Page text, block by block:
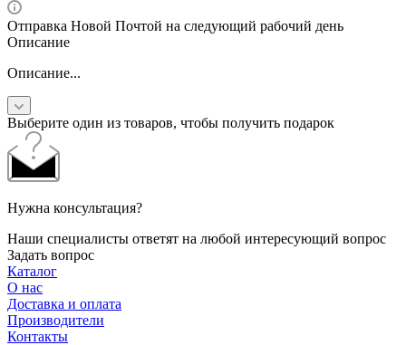
Отправка Новой Почтой на следующий рабочий день
Описание
Описание...
Выберите один из товаров, чтобы получить подарок
Нужна консультация?
Наши специалисты ответят на любой интересующий вопрос
Задать вопрос
Каталог
О нас
Доставка и оплата
Производители
Контакты